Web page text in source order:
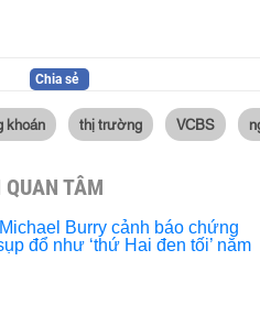
Chia sẻ
khoán thị trường VCBS
QUAN TÂM